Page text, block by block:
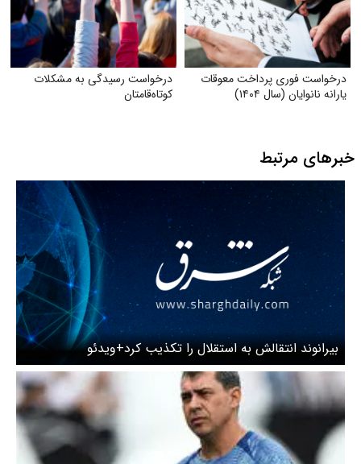
درخواست فوری پرداخت معوقات
یارانه نانوایان (سال ۱۴۰۴)
درخواست رسیدگی به مشکلات
کوتاه‌قامتان
خبرهای مرتبط
بیرانوند انتقالش به استقلال را تکذیب کرد+ویدئو